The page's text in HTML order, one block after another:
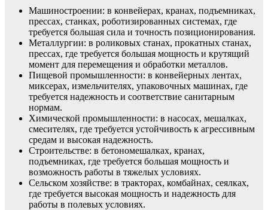
Машиностроении: в конвейерах, кранах, подъемниках,
прессах, станках, роботизированных системах, где
требуется большая сила и точность позиционирования.
Металлургии: в роликовых станах, прокатных станах,
прессах, где требуется большая мощность и крутящий
момент для перемещения и обработки металлов.
Пищевой промышленности: в конвейерных лентах,
миксерах, измельчителях, упаковочных машинах, где
требуется надежность и соответствие санитарным
нормам.
Химической промышленности: в насосах, мешалках,
смесителях, где требуется устойчивость к агрессивным
средам и высокая надежность.
Строительстве: в бетономешалках, кранах,
подъемниках, где требуется большая мощность и
возможность работы в тяжелых условиях.
Сельском хозяйстве: в тракторах, комбайнах, сеялках,
где требуется высокая мощность и надежность для
работы в полевых условиях.